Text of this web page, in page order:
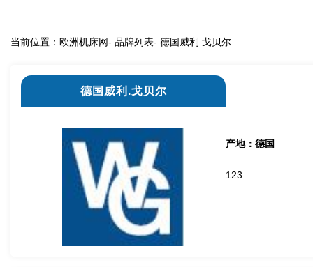
当前位置： 欧洲机床网- 品牌列表- 德国威利.戈贝尔
德国威利.戈贝尔
产地： 德国
123